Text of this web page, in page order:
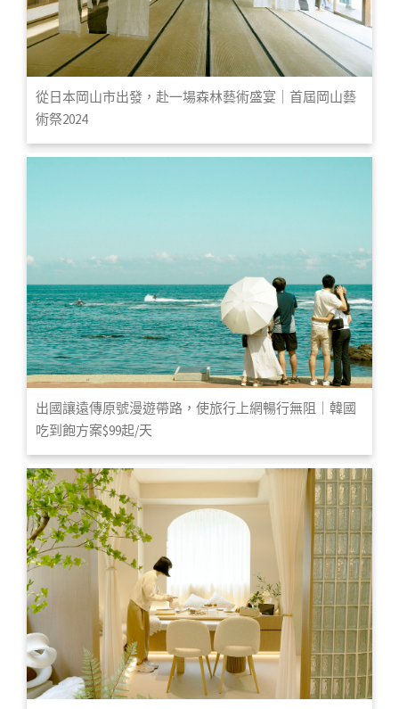
從日本岡山市出發，赴一場森林藝術盛宴｜首屆岡山藝
術祭2024
出國讓遠傳原號漫遊帶路，使旅行上網暢行無阻｜韓國
吃到飽方案$99起/天